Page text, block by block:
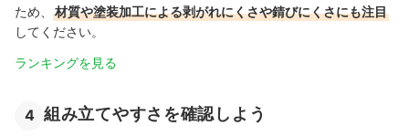
ため、
材質や塗装加工による剥がれにくさや錆びにくさにも注目
してください。
ランキングを見る
4 組み立てやすさを確認しよう